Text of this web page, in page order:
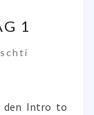
1
den Intro to